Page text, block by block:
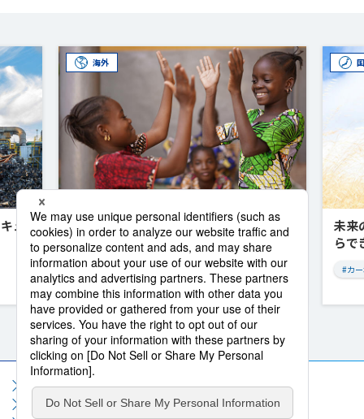
ュ
海外
アフリカと共に歩み、共に未来を創る
豊田通商の挑戦
#アフリカ
未来
らで
#カ
Previous
Next
サイトマップ サイト利用規約
個人情報保護方針
ソーシャルメディア利用規約
情報セキュリティポリシー